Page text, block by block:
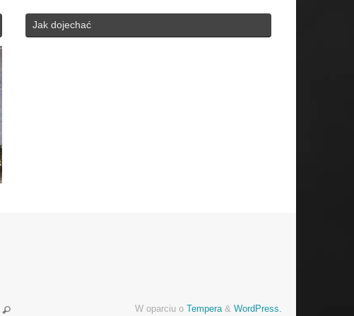
Jak dojechać
Szukaj W oparciu o Tempera& WordPress.